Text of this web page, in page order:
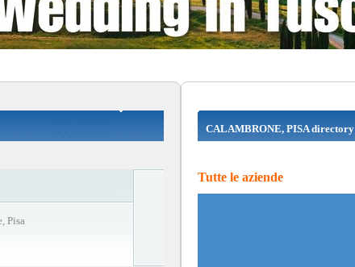
Pisa
CALAMBRONE, PISA directory
Tutte le aziende